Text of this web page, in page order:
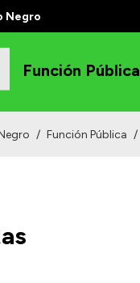
Negro
Función Pública
/ Función Pública /